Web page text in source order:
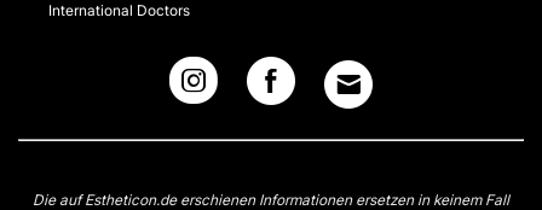
International Doctors
Die auf Estheticon.de erschienen Informationen ersetzen in keinem Fall